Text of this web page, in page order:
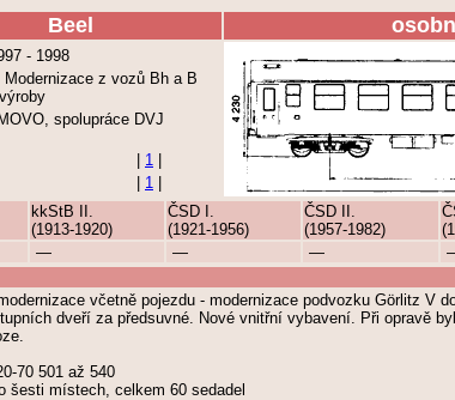
Beel
- 1998
Modernizace z vozů Bh a B
spolupráce DVJ
1
1
kkStB II.
(1913-1920)
ČSD I.
(1921-1956)
ČSD II.
(1957-1982)
— — —
včetně pojezdu - modernizace podvozku Görlitz V
dveří za předsuvné. Nové vnitřní vybavení. Při opravě
70 501 až 540
šesti místech, celkem 60 sedadel